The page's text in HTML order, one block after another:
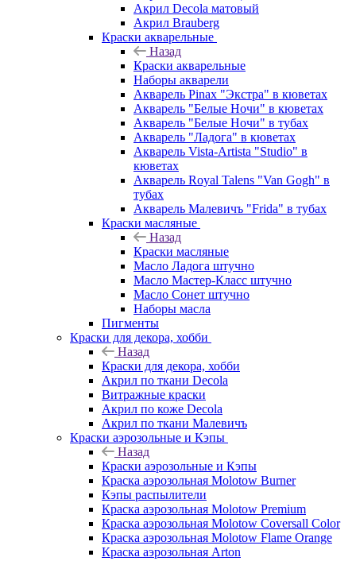
Акрил Decola матовый
Акрил Brauberg
Краски акварельные
Назад
Краски акварельные
Наборы акварели
Акварель Pinax "Экстра" в кюветах
Акварель "Белые Ночи" в кюветах
Акварель "Белые Ночи" в тубах
Акварель "Ладога" в кюветах
Акварель Vista-Artista "Studio" в
кюветах
Акварель Royal Talens "Van Gogh" в
тубах
Акварель Малевичъ "Frida" в тубах
Краски масляные
Назад
Краски масляные
Масло Ладога штучно
Масло Мастер-Класс штучно
Масло Сонет штучно
Наборы масла
Пигменты
Краски для декора, хобби
Назад
Краски для декора, хобби
Акрил по ткани Decola
Витражные краски
Акрил по коже Decola
Акрил по ткани Малевичъ
Краски аэрозольные и Кэпы
Назад
Краски аэрозольные и Кэпы
Краска аэрозольная Molotow Burner
Кэпы распылители
Краска аэрозольная Molotow Premium
Краска аэрозольная Molotow Coversall Color
Краска аэрозольная Molotow Flame Orange
Краска аэрозольная Arton